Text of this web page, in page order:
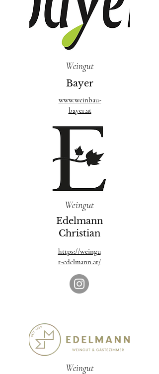
Weingut
Bayer
www.weinbau-
bayer.at
Weingut
Edelmann
Christian
https://weingu
t-edelmann.at/
Weingut